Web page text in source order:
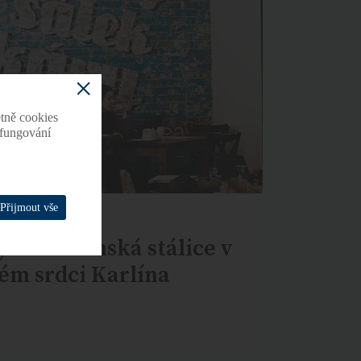
Kavárenská stálice v
srdci Karlína
cookies
Přijmout vše